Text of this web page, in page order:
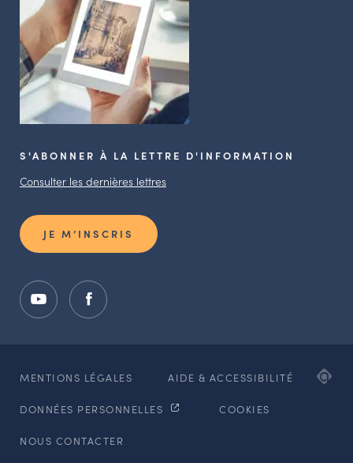
S'ABONNER À LA LETTRE D'INFORMATION
Consulter les dernières lettres
JE M’INSCRIS
MENTIONS LÉGALES AIDE & ACCESSIBILITÉ
DONNÉES PERSONNELLES COOKIES
NOUS CONTACTER